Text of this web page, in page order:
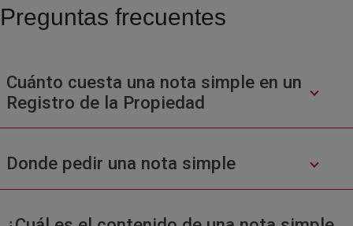
Preguntas frecuentes
Cuánto cuesta una nota simple en un
Registro de la Propiedad
Donde pedir una nota simple